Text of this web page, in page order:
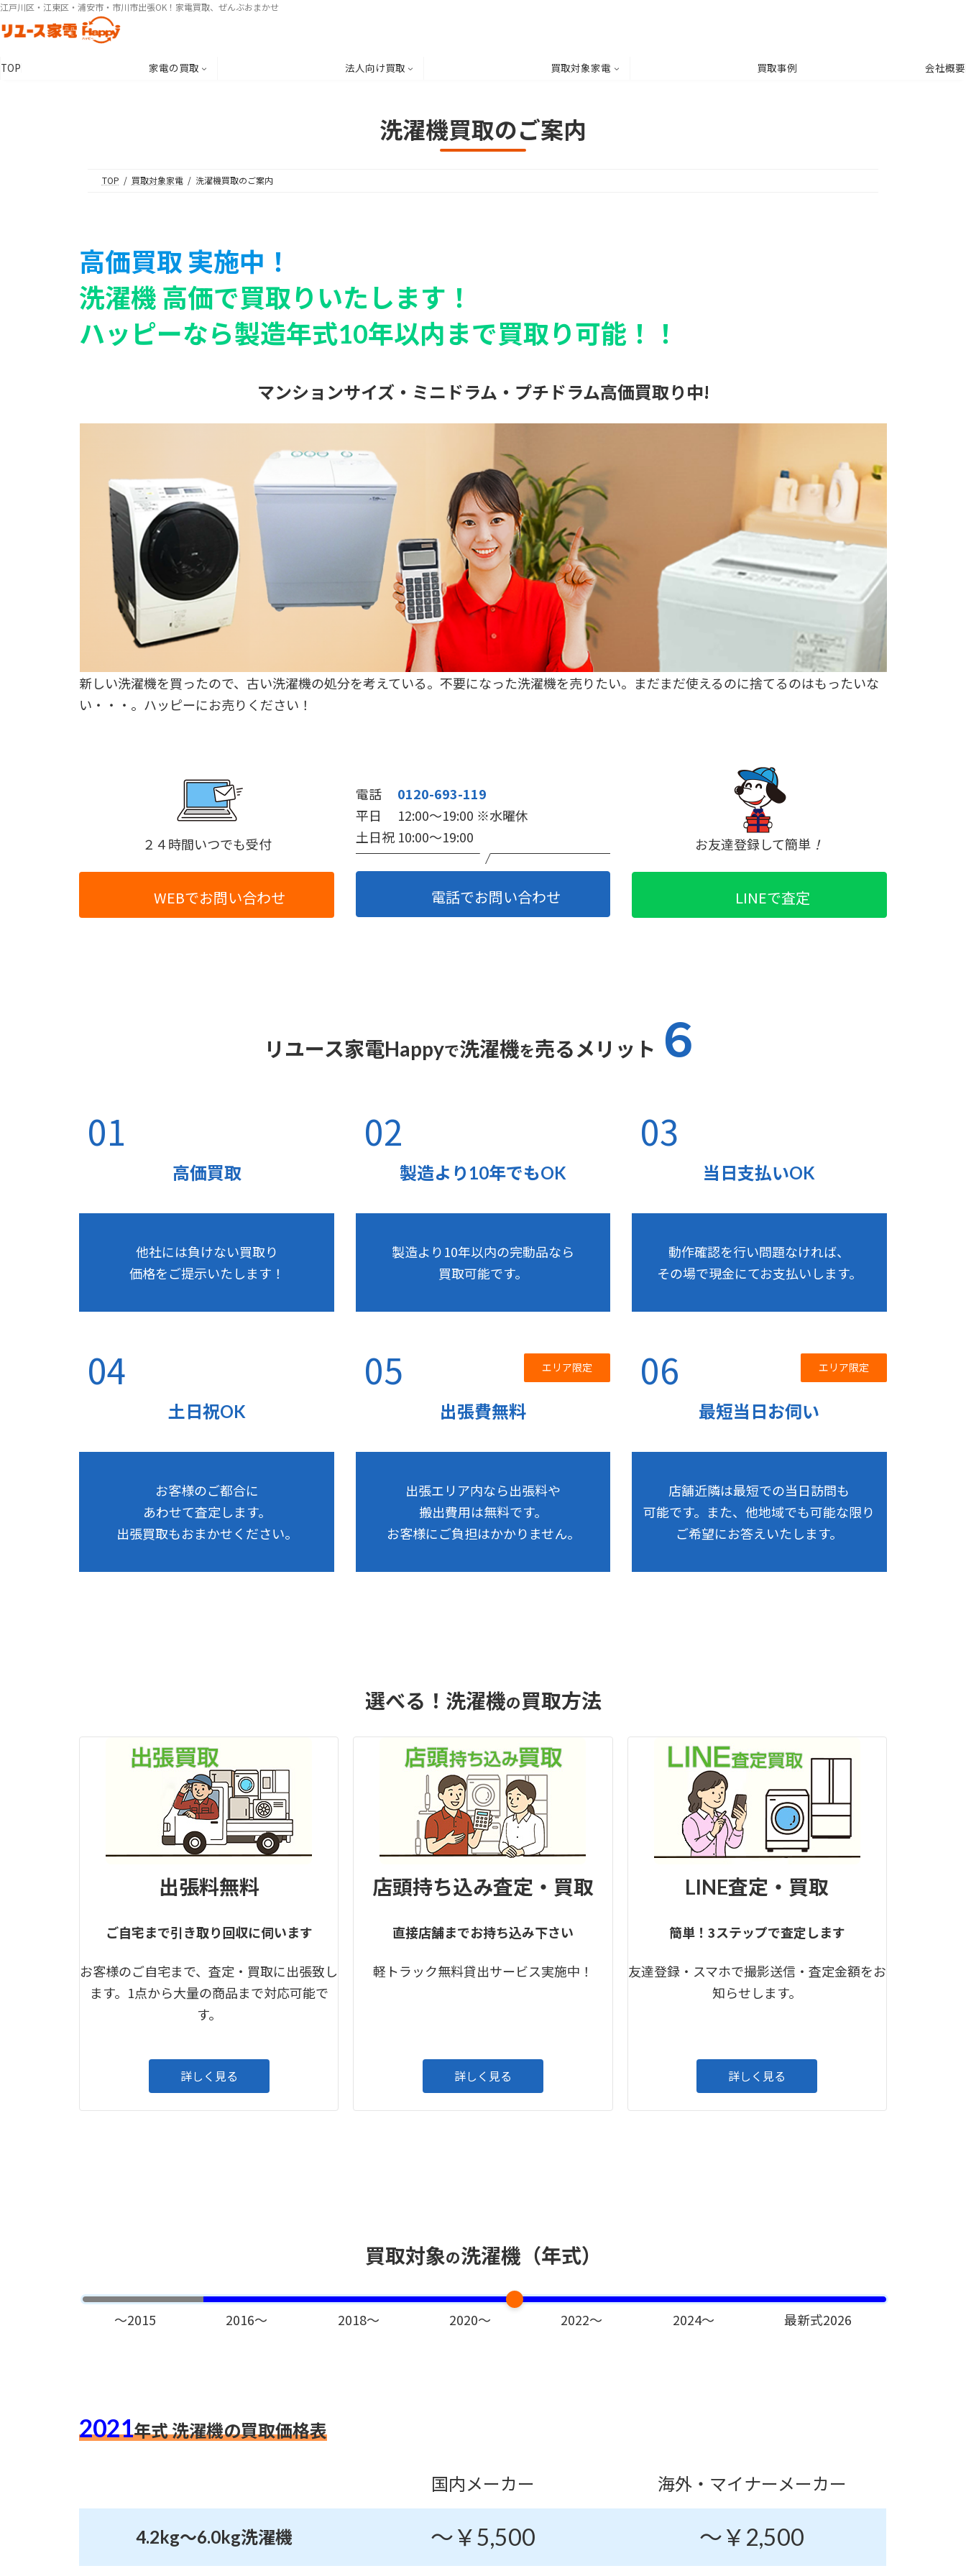
コ
ン
テ
ン
ツ
ナ
ビ
ゲ
ー
シ
江戸川区・江東区・浦安市・市川市出張OK！家電買取、ぜんぶおまかせ
TOP 家電の買取 法人向け買取 買取対象家電 買取事例 会社概要
洗濯機買取のご案内
TOP 買取対象家電 洗濯機買取のご案内
高価買取 実施中！
洗濯機 高価で買取りいたします！
ハッピーなら製造年式10年以内まで買取り可能！！
マンションサイズ・ミニドラム・プチドラム高価買取り中!
新しい洗濯機を買ったので、古い洗濯機の処分を考えている。不要になった洗濯機を売りたい。まだまだ使えるのに捨てるのはもったいな
い・・・。ハッピーにお売りください！
ム
２４時間いつでも受付
WEBでお問い合わせ
電話 0120-693-119
平日 12:00～19:00 ※水曜休
土日祝 10:00～19:00
電話でお問い合わせ
お友達登録して簡単！
LINEで査定
リユース家電Happyで洗濯機を売るメリット ６
01
高価買取
他社には負けない買取り
価格をご提示いたします！
02
製造より10年でもOK
製造より10年以内の完動品なら
買取可能です。
03
当日支払いOK
動作確認を行い問題なければ、
その場で現金にてお支払いします。
04
土日祝OK
お客様のご都合に
あわせて査定します。
出張買取もおまかせください。
05 エリア限定
出張費無料
出張エリア内なら出張料や
搬出費用は無料です。
お客様にご負担はかかりません。
06 エリア限定
最短当日お伺い
店舗近隣は最短での当日訪問も
可能です。また、他地域でも可能な限り
ご希望にお答えいたします。
選べる！洗濯機の 買取方法
出張料無料
ご自宅まで引き取り回収に伺います
お客様のご自宅まで、査定・買取に出張致し
ます。1点から大量の商品まで対応可能で
す。
詳しく見る
店頭持ち込み査定・買取
直接店舗までお持ち込み下さい
軽トラック無料貸出サービス実施中！
詳しく見る
LINE査定・買取
簡単！3ステップで査定します
友達登録・スマホで撮影送信・査定金額をお
知らせします。
詳しく見る
買取対象の洗濯機（年式）
～2015 2016～ 2018～ 2020～ 2022～ 2024～ 最新式2026
2021年式 洗濯機の買取価格表
国内メーカー 海外・マイナーメーカー
4.2kg～6.0kg洗濯機 ～￥5,500 ～￥2,500